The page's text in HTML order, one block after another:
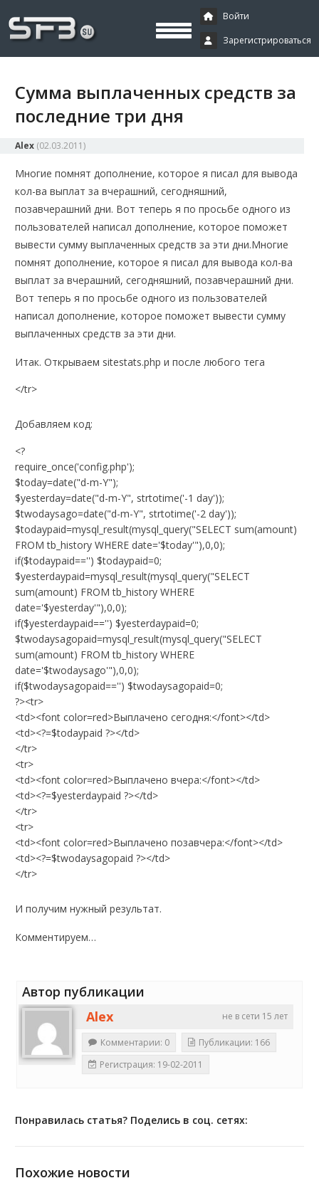
Буксы, программирование,
криптовалюта
криптовалюта и майнинг, экономические игры
Войти
Зарегистрироваться
Сумма выплаченных средств за
последние три дня
Alex (02.03.2011)
Многие помнят дополнение, которое я писал для вывода
кол-ва выплат за вчерашний, сегодняшний,
позавчерашний дни. Вот теперь я по просьбе одного из
пользователей написал дополнение, которое поможет
вывести сумму выплаченных средств за эти дни.Многие
помнят дополнение, которое я писал для вывода кол-ва
выплат за вчерашний, сегодняшний, позавчерашний дни.
Вот теперь я по просьбе одного из пользователей
написал дополнение, которое поможет вывести сумму
выплаченных средств за эти дни.
Итак. Открываем sitestats.php и после любого тега
</tr>
Добавляем код:
<?
require_once('config.php');
$today=date("d-m-Y");
$yesterday=date("d-m-Y", strtotime('-1 day'));
$twodaysago=date("d-m-Y", strtotime('-2 day'));
$todaypaid=mysql_result(mysql_query("SELECT sum(amount)
FROM tb_history WHERE date='$today'"),0,0);
if($todaypaid=='') $todaypaid=0;
$yesterdaypaid=mysql_result(mysql_query("SELECT
sum(amount) FROM tb_history WHERE
date='$yesterday'"),0,0);
if($yesterdaypaid=='') $yesterdaypaid=0;
$twodaysagopaid=mysql_result(mysql_query("SELECT
sum(amount) FROM tb_history WHERE
date='$twodaysago'"),0,0);
if($twodaysagopaid=='') $twodaysagopaid=0;
?><tr>
<td><font color=red>Выплачено сегодня:</font></td>
<td><?=$todaypaid ?></td>
</tr>
<tr>
<td><font color=red>Выплачено вчера:</font></td>
<td><?=$yesterdaypaid ?></td>
</tr>
<tr>
<td><font color=red>Выплачено позавчера:</font></td>
<td><?=$twodaysagopaid ?></td>
</tr>
И получим нужный результат.
Комментируем…
Автор публикации
не в сети 15 лет
Alex
Комментарии: 0
Публикации: 166
Регистрация: 19-02-2011
Понравилась статья? Поделись в соц. сетях:
Похожие новости